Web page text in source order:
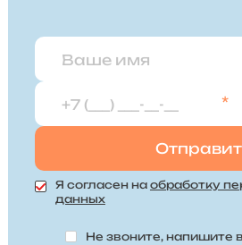
*
Я согласен на обработку
данных
Не звоните, напишите